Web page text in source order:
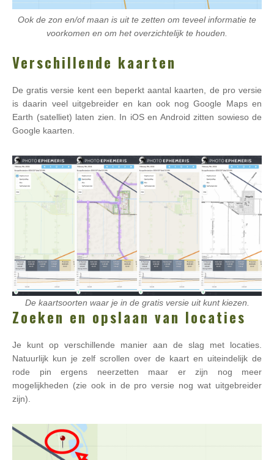
Ook de zon en/of maan is uit te zetten om teveel informatie te
voorkomen en om het overzichtelijk te houden.
Verschillende kaarten
De gratis versie kent een beperkt aantal kaarten, de pro versie
is daarin veel uitgebreider en kan ook nog Google Maps en
Earth (satelliet) laten zien. In iOS en Android zitten sowieso de
Google kaarten.
De kaartsoorten waar je in de gratis versie uit kunt kiezen.
Zoeken en opslaan van locaties
Je kunt op verschillende manier aan de slag met locaties.
Natuurlijk kun je zelf scrollen over de kaart en uiteindelijk de
rode pin ergens neerzetten maar er zijn nog meer
mogelijkheden (zie ook in de pro versie nog wat uitgebreider
zijn).